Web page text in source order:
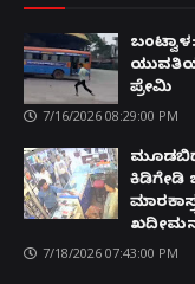
ಪ್ರೇಮಿ
7/16/2026 08:29:00 PM
ಕಿಡಿಗೇಡಿ
7/18/2026 07:43:00 PM